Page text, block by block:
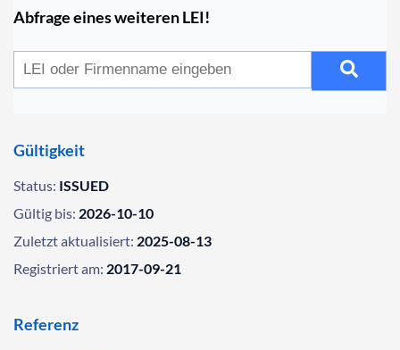
Abfrage eines weiteren LEI!
Gültigkeit
Status: ISSUED
Gültig bis: 2026-10-10
Zuletzt aktualisiert: 2025-08-13
Registriert am: 2017-09-21
Referenz